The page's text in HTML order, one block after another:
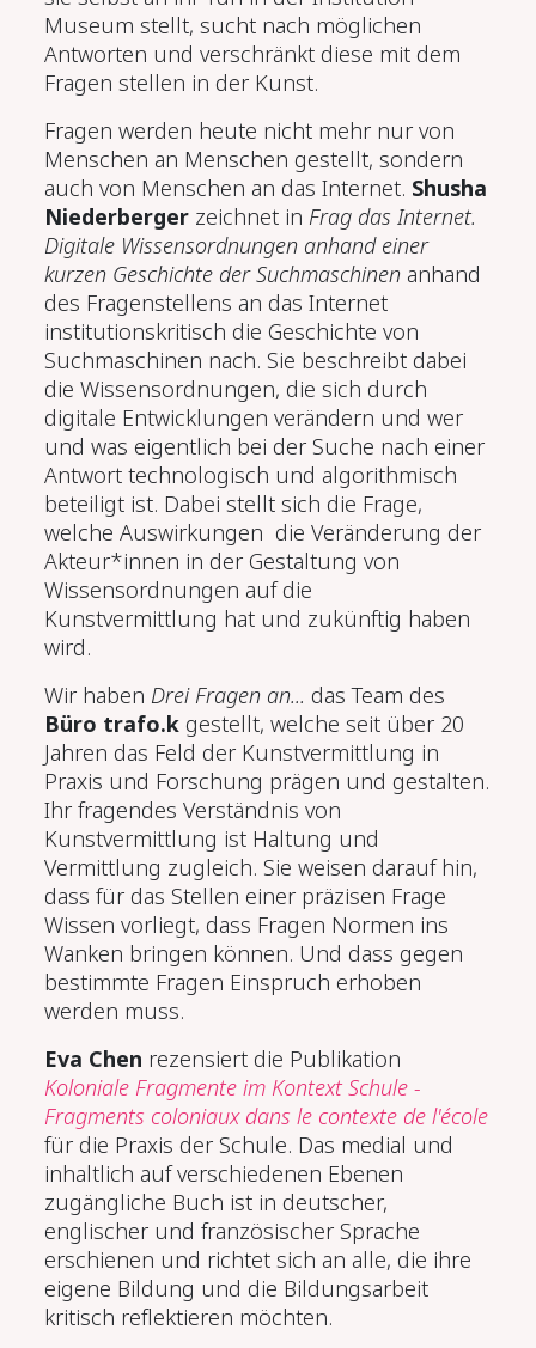
Museum stellt, sucht nach möglichen
Antworten und verschränkt diese mit dem
Fragen stellen in der Kunst.
Fragen werden heute nicht mehr nur von
Menschen an Menschen gestellt, sondern
auch von Menschen an das Internet. Shusha
Niederberger zeichnet in Frag das Internet.
Digitale Wissensordnungen anhand einer
kurzen Geschichte der Suchmaschinen anhand
des Fragenstellens an das Internet
institutionskritisch die Geschichte von
Suchmaschinen nach. Sie beschreibt dabei
die Wissensordnungen, die sich durch
digitale Entwicklungen verändern und wer
und was eigentlich bei der Suche nach einer
Antwort technologisch und algorithmisch
beteiligt ist. Dabei stellt sich die Frage,
welche Auswirkungen die Veränderung der
Akteur*innen in der Gestaltung von
Wissensordnungen auf die
Kunstvermittlung hat und zukünftig haben
wird.
Wir haben Drei Fragen an... das Team des
Büro trafo.k gestellt, welche seit über 20
Jahren das Feld der Kunstvermittlung in
Praxis und Forschung prägen und gestalten.
Ihr fragendes Verständnis von
Kunstvermittlung ist Haltung und
Vermittlung zugleich. Sie weisen darauf hin,
dass für das Stellen einer präzisen Frage
Wissen vorliegt, dass Fragen Normen ins
Wanken bringen können. Und dass gegen
bestimmte Fragen Einspruch erhoben
werden muss.
Eva Chen rezensiert die Publikation
Koloniale Fragmente im Kontext Schule -
Fragments coloniaux dans le contexte de l'école
für die Praxis der Schule. Das medial und
inhaltlich auf verschiedenen Ebenen
zugängliche Buch ist in deutscher,
englischer und französischer Sprache
erschienen und richtet sich an alle, die ihre
eigene Bildung und die Bildungsarbeit
kritisch reflektieren möchten.